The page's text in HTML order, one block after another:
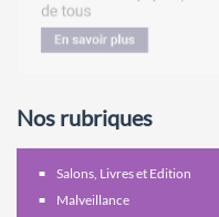
Nos rubriques
Salons, Livres et Edition
Malveillance